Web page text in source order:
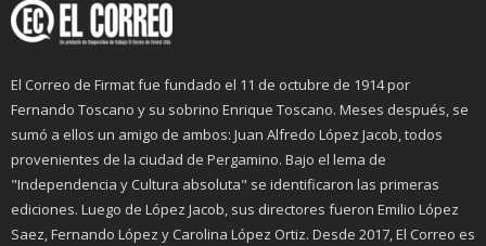
El Correo de Firmat fue fundado el 11 de octubre de 1914 por
Fernando Toscano y su sobrino Enrique Toscano. Meses después, se
sumó a ellos un amigo de ambos: Juan Alfredo López Jacob, todos
provenientes de la ciudad de Pergamino. Bajo el lema de
"Independencia y Cultura absoluta" se identificaron las primeras
ediciones. Luego de López Jacob, sus directores fueron Emilio López
Saez, Fernando López y Carolina López Ortiz. Desde 2017, El Correo es